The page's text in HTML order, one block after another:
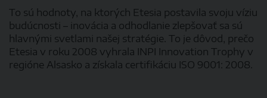
To sú hodnoty, na ktorých Etesia postavila svoju víziu
budúcnosti – inovácia a odhodlanie zlepšovať sa sú
hlavnými svetlami našej stratégie. To je dôvod, prečo
Etesia v roku 2008 vyhrala INPI Innovation Trophy v
regióne Alsasko a získala certifikáciu ISO 9001: 2008.